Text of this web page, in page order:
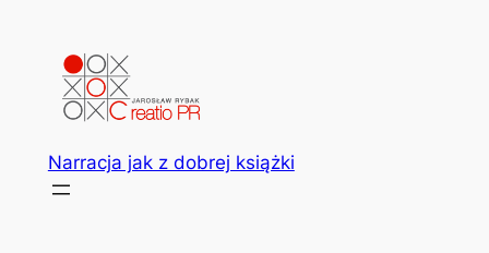
Narracja jak z dobrej książki